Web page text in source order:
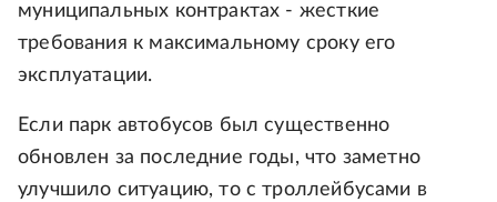
муниципальных контрактах - жесткие
требования к максимальному сроку его
эксплуатации.
Если парк автобусов был существенно
обновлен за последние годы, что заметно
улучшило ситуацию, то с троллейбусами в